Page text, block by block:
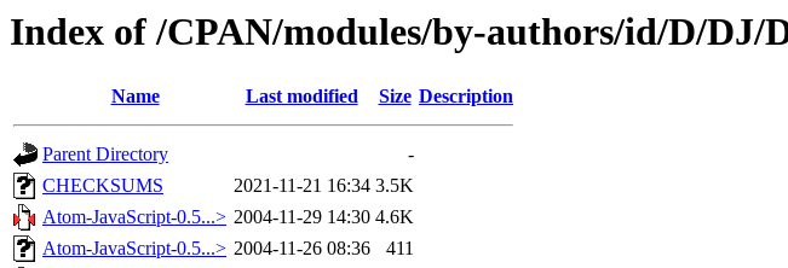
Index of /CPAN/modules/by-authors/id/D/DJ/
Name Last modified Size Description
Parent Directory
-
CHECKSUMS
2021-11-21 16:34 3.5K
Atom-JavaScript-0.5...> 2004-11-29 14:30 4.6K
Atom-JavaScript-0.5...> 2004-11-26 08:36
411